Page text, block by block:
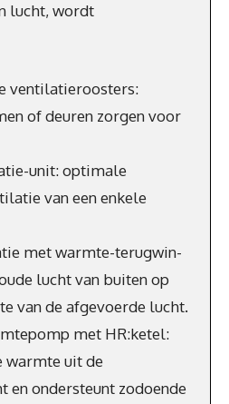
lucht, wordt
ventilatieroosters:
of deuren zorgen voor
unit: optimale
van een enkele
met warmte-terugwin-
lucht van buiten op
van de afgevoerde lucht.
met HR:ketel:
warmte uit de
en ondersteunt zodoende